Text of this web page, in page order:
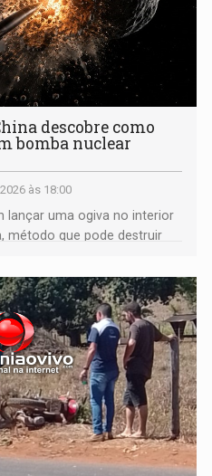
descobre como
bomba nuclear
às 18:00
lançar uma ogiva no interior
método que pode destruir